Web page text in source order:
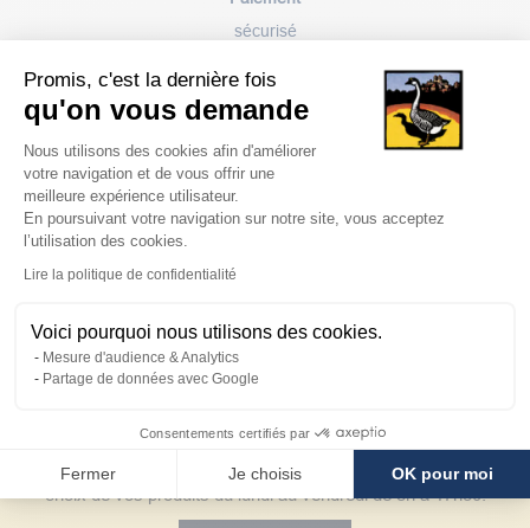
Promis, c'est la dernière fois
qu'on vous demande
Plateforme de Gestion du
Nous utilisons des cookies afin d'améliorer
votre navigation et de vous offrir une
meilleure expérience utilisateur.
En poursuivant votre navigation sur notre site, vous acceptez
l’utilisation des cookies.
Lire la politique de confidentialité
Voici pourquoi nous utilisons des cookies.
Mesure d'audience & Analytics
Partage de données avec Google
Consentements certifiés par
Fermer Je choisis OK pour moi
Axeptio consent
sécurisé
Avantages
client
Notre service client
choix de vos produits du lundi au vendredi de 8h à 17h30.